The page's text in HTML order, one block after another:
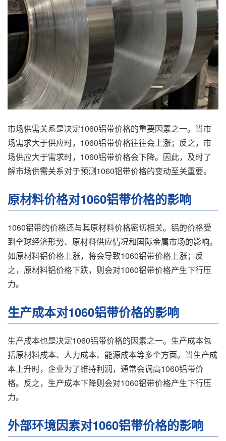
市场供需关系是决定1060铝带价格的重要因素之一。当市
场需求大于供应时，1060铝带价格往往会上涨；反之，市
场供应大于需求时，1060铝带价格会下降。因此，及时了
解市场供需关系对于预测1060铝带价格的变动至关重要。
原材料价格对1060铝带价格的影响
1060铝带的价格还与其原材料价格密切相关。铝的价格受
到全球经济形势、原材料供应情况和国际金属市场的影响。
如原材料铝价格上涨，将会导致1060铝带价格上涨；反
之，原材料铝价格下跌，则会对1060铝带价格产生下行压
力。
生产成本对1060铝带价格的影响
生产成本也是决定1060铝带价格的因素之一。生产成本包
括原材料成本、人力成本、能源成本等多个方面。当生产成
本上升时，企业为了维持利润，通常会调高1060铝带价
格。反之，生产成本下降则会对1060铝带价格产生下行压
力。
外部环境因素对1060铝带价格的影响